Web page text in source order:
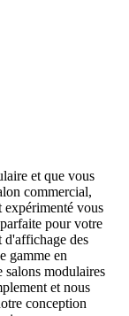
et que vous
commercial,
expérimenté vous
pour votre
d'affichage des
gamme en
salons modulaires
et nous
conception